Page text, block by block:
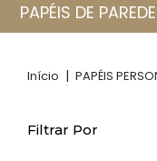
PAPÉIS DE PAREDE
Início | PAPÉIS
Filtrar Por